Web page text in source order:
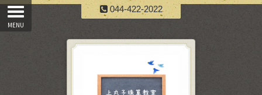
044-422-2022